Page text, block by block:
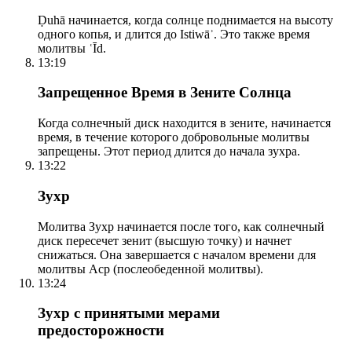
Ḍuhā начинается, когда солнце поднимается на высоту
одного копья, и длится до Istiwāʾ. Это также время
молитвы ʿĪd.
13:19
Запрещенное Время в Зените Солнца
Когда солнечный диск находится в зените, начинается
время, в течение которого добровольные молитвы
запрещены. Этот период длится до начала зухра.
13:22
Зухр
Молитва Зухр начинается после того, как солнечный
диск пересечет зенит (высшую точку) и начнет
снижаться. Она завершается с началом времени для
молитвы Аср (послеобеденной молитвы).
13:24
Зухр с принятыми мерами
предосторожности